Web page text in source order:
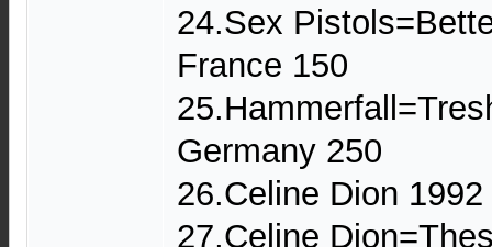
24.Sex
France 150
Germany 250
26.Celine Dion
27,Celine